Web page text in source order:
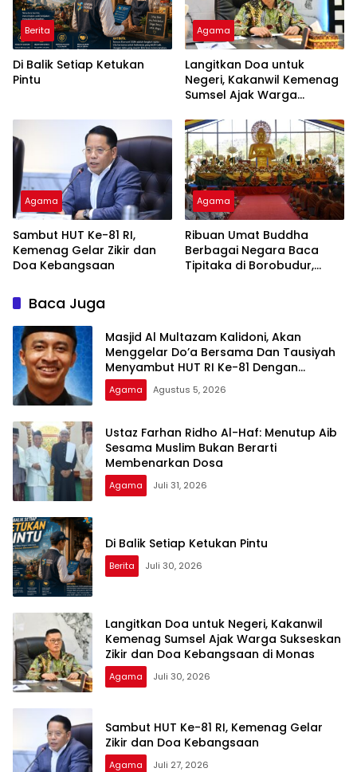
Berita
Di Balik Setiap Ketukan
Pintu
Agama
Langitkan Doa untuk
Negeri, Kakanwil Kemenag
Sumsel Ajak Warga
Kebangsaan di Monas
Agama
Sambut HUT Ke-81 RI,
Kemenag Gelar Zikir dan
Doa Kebangsaan
Agama
Ribuan Umat Buddha
Berbagai Negara Baca
Tipitaka di Borobudur,
Baca Juga
Masjid Al Multazam Kalidoni, Akan
Menggelar Do’a Bersama Dan Tausiyah
Menyambut HUT RI Ke-81 Dengan
Pembicara Ustadz Qoim Nur’aini M.Pd
Agama Agustus 5, 2026
Ustaz Farhan Ridho Al-Haf: Menutup Aib
Sesama Muslim Bukan Berarti
Membenarkan Dosa
Agama Juli 31, 2026
Di Balik Setiap Ketukan Pintu
Berita Juli 30, 2026
Langitkan Doa untuk Negeri, Kakanwil
Kemenag Sumsel Ajak Warga Sukseskan
Zikir dan Doa Kebangsaan di Monas
Agama Juli 30, 2026
Sambut HUT Ke-81 RI, Kemenag Gelar
Zikir dan Doa Kebangsaan
Agama Juli 27, 2026